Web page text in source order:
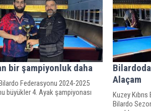
bir şampiyonluk daha
Federasyonu 2024-2025
büyükler 4. Ayak şampiyonası
Alaçam
Kuzey
Bilardo